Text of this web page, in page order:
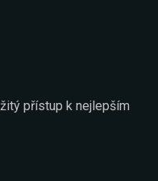
přístup k nejlepším